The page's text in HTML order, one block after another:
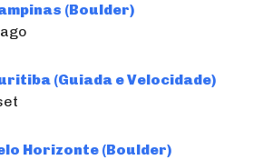
(Boulder)
(Guiada e Velocidade)
Horizonte (Boulder)